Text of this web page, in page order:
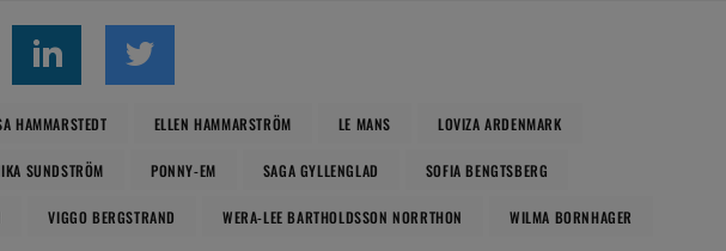
HAMMARSTEDT ELLEN HAMMARSTRÖM LE MANS LOVIZA ARDENMARK
SUNDSTRÖM PONNY-EM SAGA GYLLENGLAD SOFIA BENGTSBERG
VIGGO BERGSTRAND WERA-LEE BARTHOLDSSON NORRTHON WILMA BORNHAGER